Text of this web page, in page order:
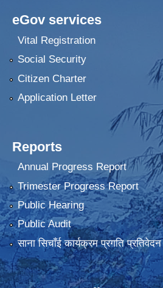
eGov services
Vital Registration
Social Security
Citizen Charter
Application Letter
Reports
Annual Progress Report
Trimester Progress Report
Public Hearing
Public Audit
साना सिचाँई कार्यक्रम प्रगति प्रतिवेदन